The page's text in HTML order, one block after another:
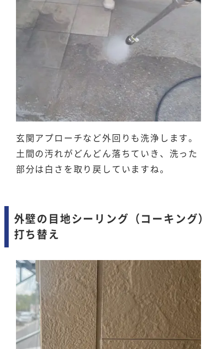
玄関アプローチなど外回りも洗浄します。
土間の汚れがどんどん落ちていき、洗った
部分は白さを取り戻していますね。
外壁の目地シーリング（コーキング）
打ち替え